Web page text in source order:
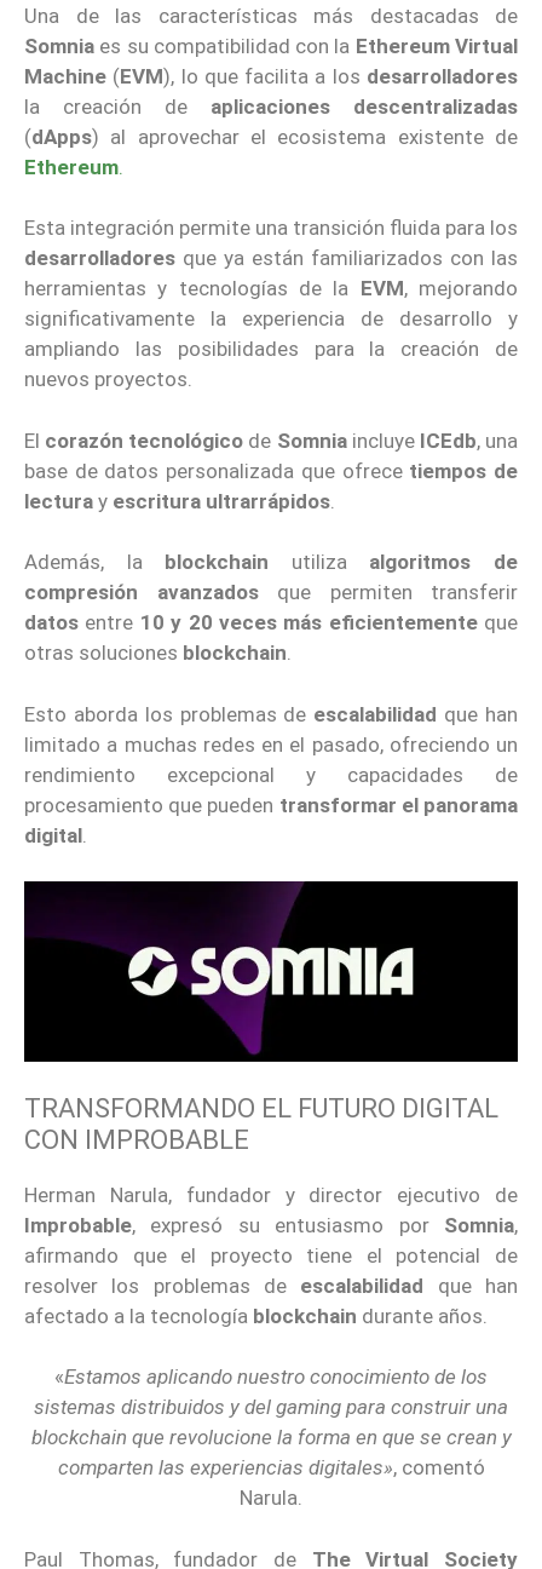
Una de las características más destacadas de
Somnia es su compatibilidad con la Ethereum Virtual
Machine (EVM), lo que facilita a los desarrolladores
la creación de aplicaciones descentralizadas
(dApps) al aprovechar el ecosistema existente de
Ethereum.
Esta integración permite una transición fluida para los
desarrolladores que ya están familiarizados con las
herramientas y tecnologías de la EVM, mejorando
significativamente la experiencia de desarrollo y
ampliando las posibilidades para la creación de
nuevos proyectos.
El corazón tecnológico de Somniaincluye ICEdb, una
base de datos personalizada que ofrece tiempos de
lectura y escritura ultrarrápidos
Además, la blockchain utiliza algoritmos de
compresión avanzadosque permiten transferir
datos entre 10 y 20 veces más eficientementeque
otras soluciones blockchain.
Esto aborda los problemas de escalabilidad que han
limitado a muchas redes en el pasado, ofreciendo un
rendimiento excepcional y capacidades de
procesamiento que pueden transformar el panorama
digital
TRANSFORMANDO EL FUTURO DIGITAL
CON IMPROBABLE
Herman Narula, fundador y director ejecutivo de
Improbable, expresó su entusiasmo por Somnia,
afirmando que el proyecto tiene el potencial de
resolver los problemas de escalabilidad que han
afectado a la tecnología blockchain durante años.
«Estamos aplicando nuestro conocimiento de los
sistemas distribuidos y del gaming para construir una
blockchain que revolucione la forma en que se crean y
comparten las experiencias digitales», comentó
Narula.
Paul Thomas, fundador de The Virtual Society